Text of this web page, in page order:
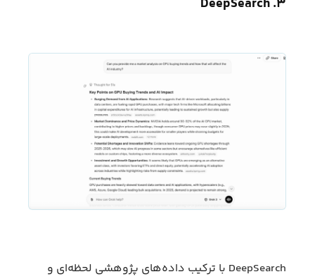
DeepSearch با ترکیب داده‌های پژوهشی لحظه‌ای و